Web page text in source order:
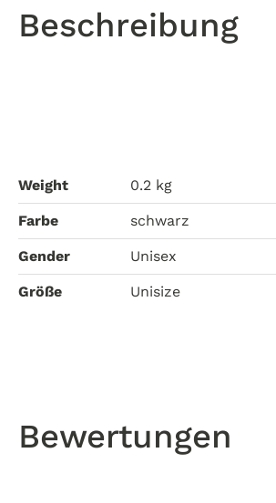
Beschreibung
Weight 0.2 kg
Farbe schwarz
Gender Unisex
Größe Unisize
Bewertungen